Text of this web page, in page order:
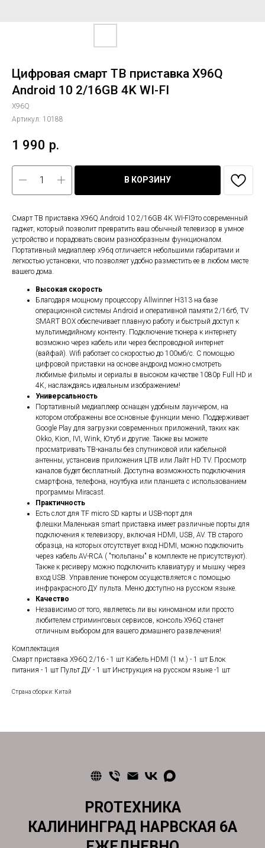
Цифровая смарт ТВ приставка Х96Q
Android 10 2/16GB 4K WI-FI
Х96Q
Артикул: 10188
1 990 р.
В КОРЗИНУ
Смарт ТВ приставка Х96Q Android 10 2/16GB 4K WI-FIЭто современный
гаджет, который позволит превратить ваш обычный телевизор в умное
устройство и порадовать своим разнообразным функционалом.
Портативный медиаплеер x96q отличается небольшими габаритами и
легкостью установки, что позволяет удобно разместить ее в любом месте
вашего дома.
Высокая скорость
Благодаря мощному процессору Allwinner H313 на базе
операционной системы Android и оперативной памяти 2/16гб, ТV
SMART BOX обеспечивает плавную работу и быстрый доступ к
мультимедийному контенту. Подключение тюнера к интернету
возможно через кабель или через беспроводной интернет
(вайфай). Wifi работает со скоростью до 100мб/с. С помощью
цифровой приставки на основе андроид можно смотреть
любимые фильмы и сериалы в высоком качестве 1080p Full HD и
4K, наслаждаясь идеальным изображением!
Универсальность
Портативный медиаплеер оснащен удобным лаунчером, на
котором отображены все основные функции меню. Поддерживает
Google Play для загрузки современных приложений, таких как
Okko, Kion, IVI, Wink, Ютуб и другие. Также вы можете
просматривать ТВ-каналы без спутниковой или кабельной
антенны, установив приложения ЦТВ или Лайт HD TV. Просмотр
каналов будет бесплатный. Доступна возможность подключения
смартфона, телефона, ноутбука или планшета с использованием
программы Miracast.
Практичность
Есть слот для TF micro SD карты и USB-порт для
флешки.Маленькая smart приставка имеет различные порты для
подключения к телевизору, включая HDMI, USB, AV. ТВ старого
образца, на которых отсутствует вход HDMI, можно подключить
через кабель AV-RCA ( "тюльпаны" в комплекте не присутствуют).
Также к ресиверу можно подключить клавиатуру и мышку через
вход USB. Управление тюнером осуществляется с помощью
инфракрасного ДУ пульта. Меню доступно на русском языке.
Качество
Независимо от того, являетесь ли вы киноманом или просто
любителем стриминговых сервисов, консоль X96Q станет
отличным выбором для вашего домашнего развлечения!
Комплектация
Смарт приставка X96Q 2/16 - 1 шт Кабель HDMI (1 м.) - 1 шт Блок
питания - 1 шт Пульт ДУ - 1 шт Инструкция на русском языке -1 шт
Страна сборки: Китай
PROТЕХНИКА
КАЛИНИНГРАД НАРВСКАЯ 6А